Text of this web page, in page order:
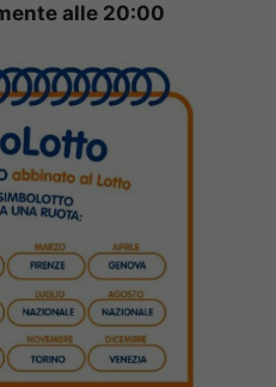
alle 20:00